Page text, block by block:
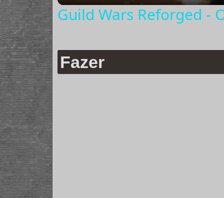
Guild Wars Reforged -
Fazer